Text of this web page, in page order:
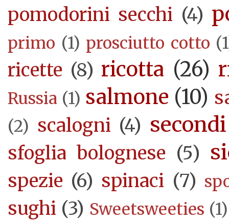
pomodorini secchi (4)
primo (1) prosciutto cotto
ricette (8) ricotta (26)
Russia (1) salmone (10)
(2) scalogni (4) secondi
sfoglia bolognese (5)
spezie (6) spinaci (7)
sughi (3) Sweetsweeties (1)